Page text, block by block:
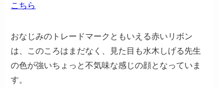
こちら
おなじみのトレードマークともいえる赤いリボン
は、このころはまだなく、見た目も水木しげる先生
の色が強いちょっと不気味な感じの顔となっていま
す。